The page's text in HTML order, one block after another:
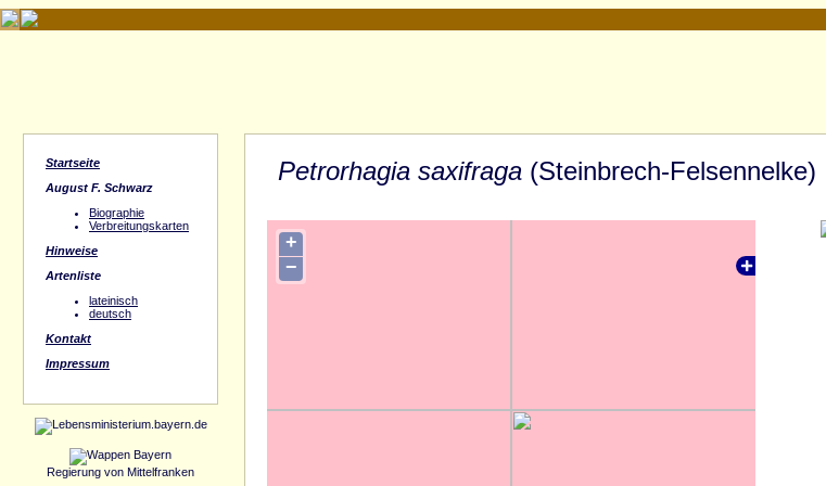
Startseite
August F. Schwarz
Biographie
Verbreitungskarten
Hinweise
Artenliste
lateinisch
deutsch
Kontakt
Impressum
Regierung von Mittelfranken
Petrorhagia saxifraga (Steinbrech-Felsennelke)
+
−